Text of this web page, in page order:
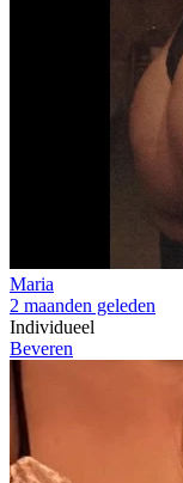
Maria
2 maanden geleden
Individueel
Beveren